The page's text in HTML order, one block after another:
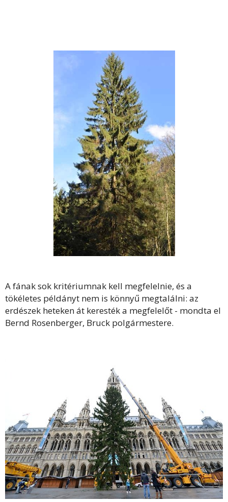
A fának sok kritériumnak kell megfelelnie, és a
tökéletes példányt nem is könnyű megtalálni: az
erdészek heteken át keresték a megfelelőt - mondta el
Bernd Rosenberger, Bruck polgármestere.